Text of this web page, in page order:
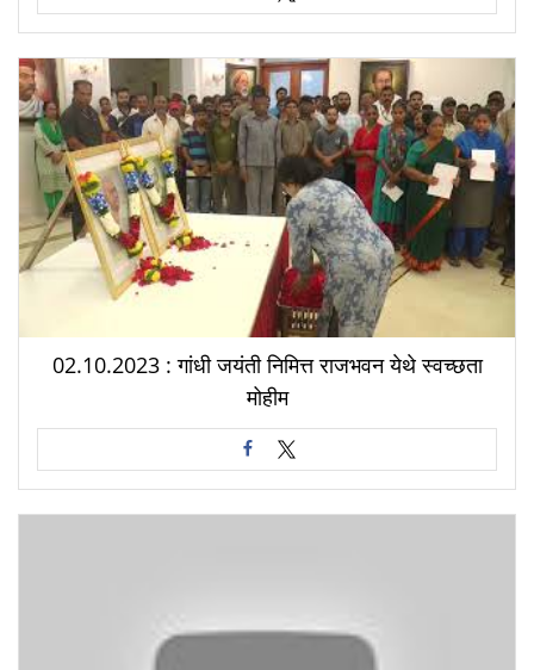
02.10.2023 : गांधी जयंती निमित्त राजभवन येथे स्वच्छता
मोहीम